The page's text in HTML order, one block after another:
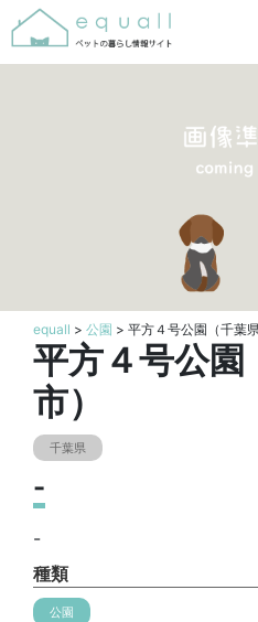
equall > 公園 > 平方４号公園（千葉
平方４号公園
市）
千葉県
-
-
種類
公園